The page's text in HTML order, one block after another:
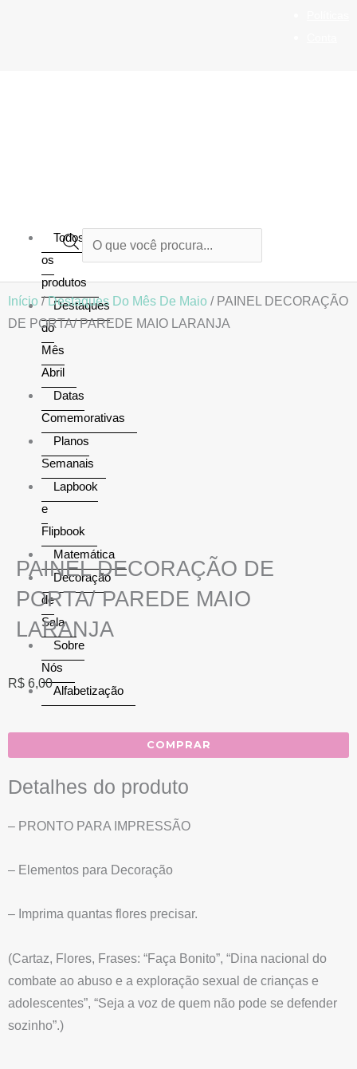
Todos
os
produtos
Destaques
do
Mês
Abril
Datas
Comemorativas
Planos
Semanais
Lapbook
e
Flipbook
Matemática
Decoração
de
Sala
Sobre
Nós
Alfabetização
Pesquisar
produtos
Início /Destaques Do Mês De Maio / PAINEL DECORAÇÃO
DE PORTA/ PAREDE MAIO LARANJA
PAINEL DECORAÇÃO DE
PORTA/ PAREDE MAIO
LARANJA
R$ 6,00
COMPRAR
Detalhes do produto
– PRONTO PARA IMPRESSÃO
– Elementos para Decoração
– Imprima quantas flores precisar.
(Cartaz, Flores, Frases: “Faça Bonito”, “Dina nacional do
combate ao abuso e a exploração sexual de crianças e
adolescentes”, “Seja a voz de quem não pode se defender
sozinho”.)